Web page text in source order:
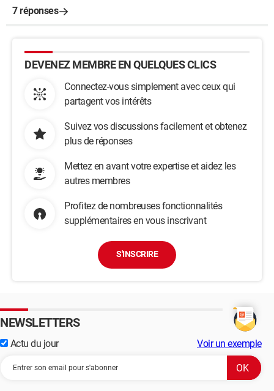
7 réponses
DEVENEZ MEMBRE EN QUELQUES CLICS
Connectez-vous simplement avec ceux qui
partagent vos intérêts
Suivez vos discussions facilement et obtenez
plus de réponses
Mettez en avant votre expertise et aidez les
autres membres
Profitez de nombreuses fonctionnalités
supplémentaires en vous inscrivant
S'INSCRIRE
NEWSLETTERS
Actu du jour Voir un exemple